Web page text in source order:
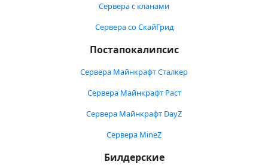
Сервера с кланами
Сервера со СкайГрид
Постапокалипсис
Сервера Майнкрафт Сталкер
Сервера Майнкрафт Раст
Сервера Майнкрафт DayZ
Сервера MineZ
Билдерские